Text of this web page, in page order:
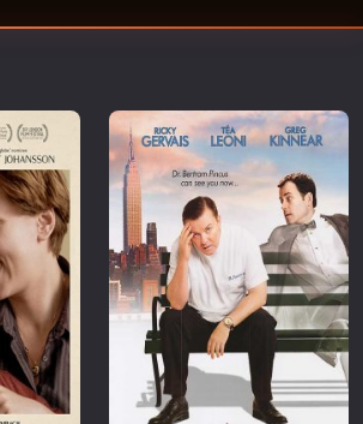
Επιστημονικής Φαντασίας
Εποχής
Ερωτικές
Ευρωπαικός Κινηματογράφος
Θρησκευτικές
Θρίλερ
Ιστορικές
Καταστροφής